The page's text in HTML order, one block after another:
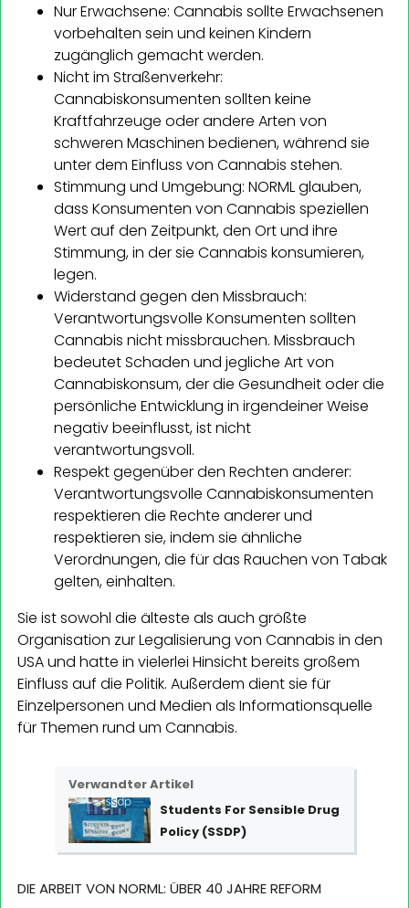
Nur Erwachsene: Cannabis sollte Erwachsenen
vorbehalten sein und keinen Kindern
zugänglich gemacht werden.
Nicht im Straßenverkehr:
Cannabiskonsumenten sollten keine
Kraftfahrzeuge oder andere Arten von
schweren Maschinen bedienen, während sie
unter dem Einfluss von Cannabis stehen.
Stimmung und Umgebung: NORML glauben,
dass Konsumenten von Cannabis speziellen
Wert auf den Zeitpunkt, den Ort und ihre
Stimmung, in der sie Cannabis konsumieren,
legen.
Widerstand gegen den Missbrauch:
Verantwortungsvolle Konsumenten sollten
Cannabis nicht missbrauchen. Missbrauch
bedeutet Schaden und jegliche Art von
Cannabiskonsum, der die Gesundheit oder die
persönliche Entwicklung in irgendeiner Weise
negativ beeinflusst, ist nicht
verantwortungsvoll.
Respekt gegenüber den Rechten anderer:
Verantwortungsvolle Cannabiskonsumenten
respektieren die Rechte anderer und
respektieren sie, indem sie ähnliche
Verordnungen, die für das Rauchen von Tabak
gelten, einhalten.
Sie ist sowohl die älteste als auch größte
Organisation zur Legalisierung von Cannabis in den
USA und hatte in vielerlei Hinsicht bereits großem
Einfluss auf die Politik. Außerdem dient sie für
Einzelpersonen und Medien als Informationsquelle
für Themen rund um Cannabis.
Verwandter Artikel
Students For Sensible Drug
Policy (SSDP)
DIE ARBEIT VON NORML: ÜBER 40 JAHRE REFORM